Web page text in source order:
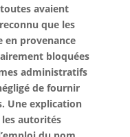
avaient
que les
en provenance
bloquées
administratifs
de fournir
Une explication
autorités